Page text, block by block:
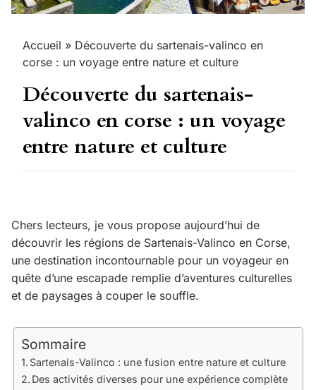
Accueil » Découverte du sartenais-valinco en
corse : un voyage entre nature et culture
Découverte du sartenais-
valinco en corse : un voyage
entre nature et culture
Chers lecteurs, je vous propose aujourd’hui de
découvrir les régions de Sartenais-Valinco en Corse,
une destination incontournable pour un voyageur en
quête d’une escapade remplie d’aventures culturelles
et de paysages à couper le souffle.
Sommaire
Sartenais-Valinco : une fusion entre nature et culture
Des activités diverses pour une expérience complète